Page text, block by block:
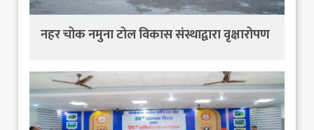
नहर चोक नमुना टोल विकास संस्थाद्वारा वृक्षारोपण